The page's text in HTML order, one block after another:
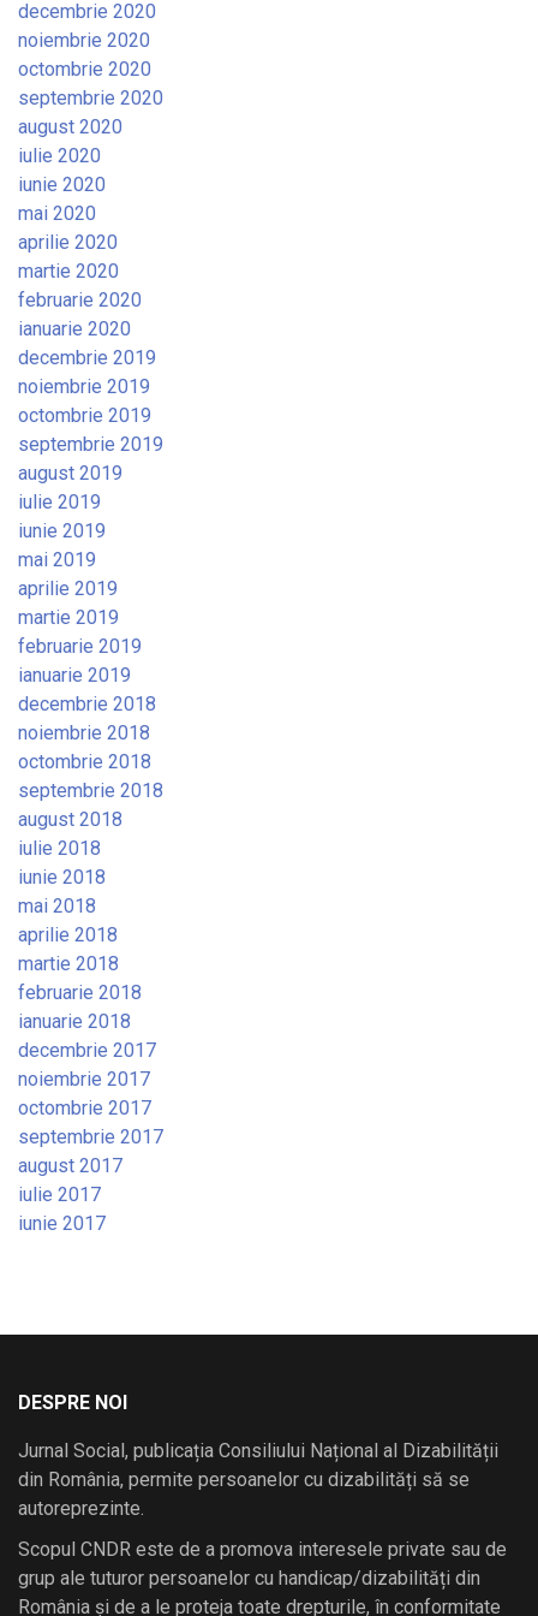
decembrie 2020
noiembrie 2020
octombrie 2020
septembrie 2020
august 2020
iulie 2020
iunie 2020
mai 2020
aprilie 2020
martie 2020
februarie 2020
ianuarie 2020
decembrie 2019
noiembrie 2019
octombrie 2019
septembrie 2019
august 2019
iulie 2019
iunie 2019
mai 2019
aprilie 2019
martie 2019
februarie 2019
ianuarie 2019
decembrie 2018
noiembrie 2018
octombrie 2018
septembrie 2018
august 2018
iulie 2018
iunie 2018
mai 2018
aprilie 2018
martie 2018
februarie 2018
ianuarie 2018
decembrie 2017
noiembrie 2017
octombrie 2017
septembrie 2017
august 2017
iulie 2017
iunie 2017
DESPRE NOI
Jurnal Social, publicația Consiliului Național al Dizabilității
din România, permite persoanelor cu dizabilități să se
autoreprezinte.
Scopul CNDR este de a promova interesele private sau de
grup ale tuturor persoanelor cu handicap/dizabilități din
România și de a le proteja toate drepturile, în conformitate